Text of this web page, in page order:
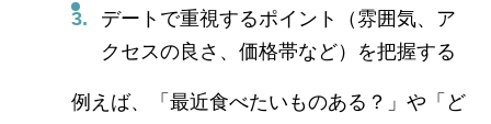
デートで重視するポイント（雰囲気、ア
クセスの良さ、価格帯など）を把握する
例えば、「最近食べたいものある？」や「ど